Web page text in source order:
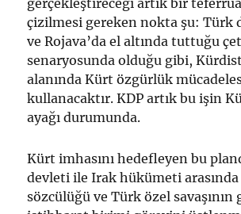
gerçekleştireceği artık bir
çizilmesi gereken nokta şu: Türk
ve Rojava’da el altında tuttuğu
senaryosunda olduğu gibi,
alanında Kürt özgürlük
kullanacaktır. KDP artık bu işin
ayağı durumunda.
Kürt imhasını hedefleyen bu
devleti ile Irak hükümeti
sözcülüğü ve Türk özel savaşının